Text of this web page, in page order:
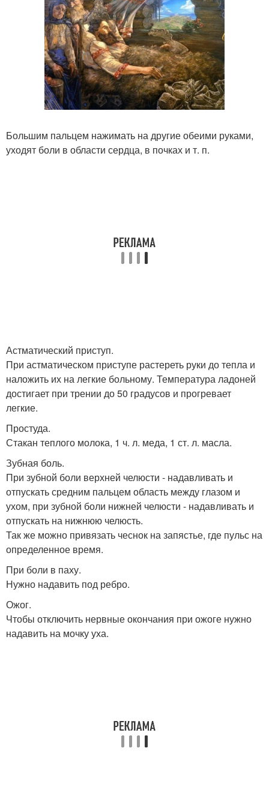
Большим пальцем нажимать на другие обеими руками,
уходят боли в области сердца, в почках и т. п.
Астматический приступ.
При астматическом приступе растереть руки до тепла и
наложить их на легкие больному. Температура ладоней
достигает при трении до 50 градусов и прогревает
легкие.
Простуда.
Стакан теплого молока, 1 ч. л. меда, 1 ст. л. масла.
Зубная боль.
При зубной боли верхней челюсти - надавливать и
отпускать средним пальцем область между глазом и
ухом, при зубной боли нижней челюсти - надавливать и
отпускать на нижнюю челюсть.
Так же можно привязать чеснок на запястье, где пульс на
определенное время.
При боли в паху.
Нужно надавить под ребро.
Ожог.
Чтобы отключить нервные окончания при ожоге нужно
надавить на мочку уха.